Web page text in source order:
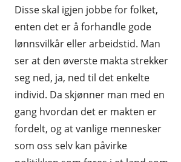
Disse skal igjen jobbe for folket,
enten det er å forhandle gode
lønnsvilkår eller arbeidstid. Man
ser at den øverste makta strekker
seg ned, ja, ned til det enkelte
individ. Da skjønner man med en
gang hvordan det er makten er
fordelt, og at vanlige mennesker
som oss selv kan påvirke